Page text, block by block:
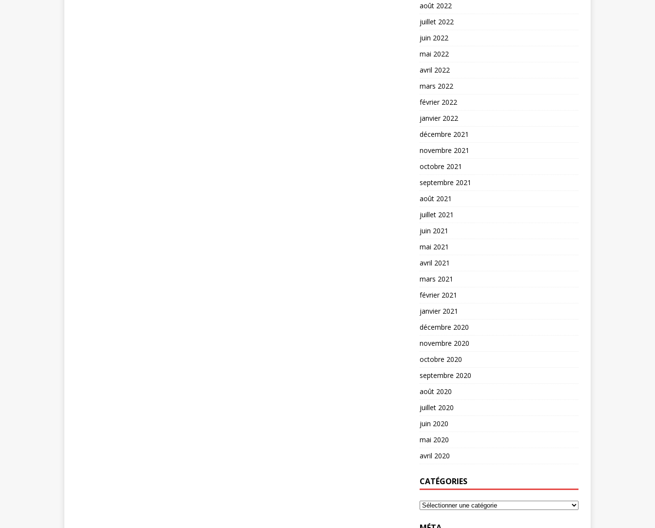
août 2022
juillet 2022
juin 2022
mai 2022
avril 2022
mars 2022
février 2022
janvier 2022
décembre 2021
novembre 2021
octobre 2021
septembre 2021
août 2021
juillet 2021
juin 2021
mai 2021
avril 2021
mars 2021
février 2021
janvier 2021
décembre 2020
novembre 2020
octobre 2020
septembre 2020
août 2020
juillet 2020
juin 2020
mai 2020
avril 2020
CATÉGORIES